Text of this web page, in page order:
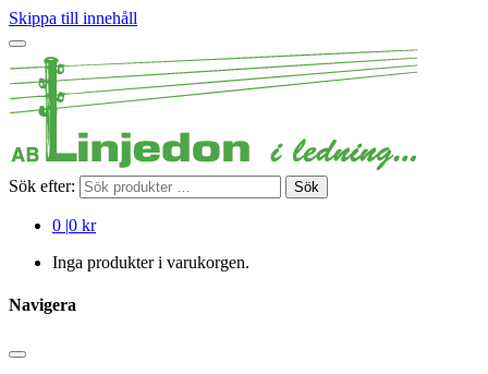
Skippa till innehåll
Sök efter: Sök
0 |0 kr
Inga produkter i varukorgen.
Navigera